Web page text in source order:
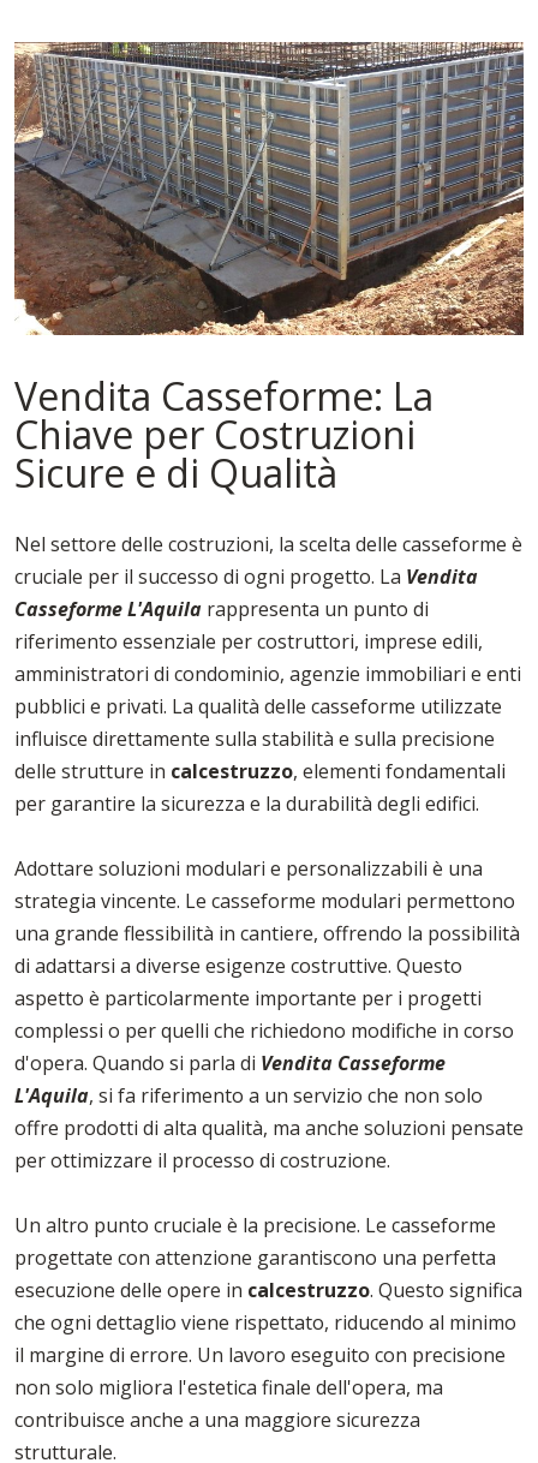
Vendita Casseforme: La
Chiave per Costruzioni
Sicure e di Qualità
Nel settore delle costruzioni, la scelta delle casseforme è
cruciale per il successo di ogni progetto. La Vendita
Casseforme L'Aquila rappresenta un punto di
riferimento essenziale per costruttori, imprese edili,
amministratori di condominio, agenzie immobiliari e enti
pubblici e privati. La qualità delle casseforme utilizzate
influisce direttamente sulla stabilità e sulla precisione
delle strutture in calcestruzzo, elementi fondamentali
per garantire la sicurezza e la durabilità degli edifici.
Adottare soluzioni modulari e personalizzabili è una
strategia vincente. Le casseforme modulari permettono
una grande flessibilità in cantiere, offrendo la possibilità
di adattarsi a diverse esigenze costruttive. Questo
aspetto è particolarmente importante per i progetti
complessi o per quelli che richiedono modifiche in corso
d'opera. Quando si parla di Vendita Casseforme
L'Aquila, si fa riferimento a un servizio che non solo
offre prodotti di alta qualità, ma anche soluzioni pensate
per ottimizzare il processo di costruzione.
Un altro punto cruciale è la precisione. Le casseforme
progettate con attenzione garantiscono una perfetta
esecuzione delle opere in calcestruzzo. Questo significa
che ogni dettaglio viene rispettato, riducendo al minimo
il margine di errore. Un lavoro eseguito con precisione
non solo migliora l'estetica finale dell'opera, ma
contribuisce anche a una maggiore sicurezza
strutturale.